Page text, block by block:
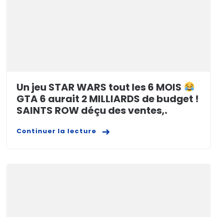
Un jeu STAR WARS tout les 6 MOIS
GTA 6 aurait 2 MILLIARDS de budget !
SAINTS ROW déçu des ventes,.
Continuer la lecture